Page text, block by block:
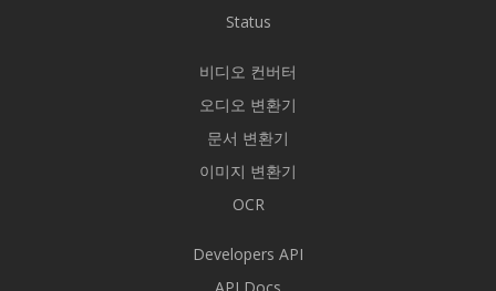
Status
비디오 컨버터
오디오 변환기
문서 변환기
이미지 변환기
OCR
Developers API